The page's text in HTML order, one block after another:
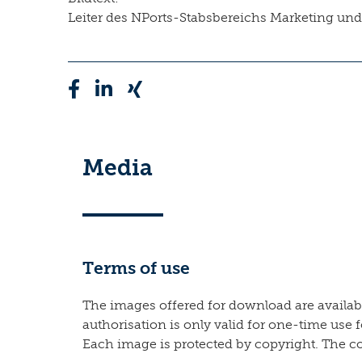
Leiter des NPorts-Stabsbereichs Marketing
Media
Terms of use
The images offered for download are
authorisation is only valid for one-time use
Each image is protected by copyright. The